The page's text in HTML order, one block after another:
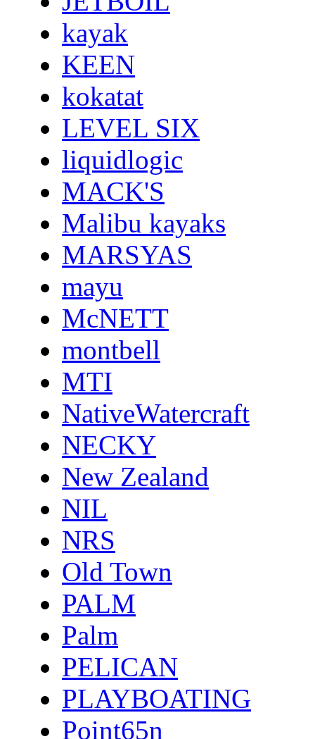
kayak
KEEN
kokatat
LEVEL SIX
liquidlogic
MACK'S
Malibu kayaks
MARSYAS
mayu
McNETT
montbell
MTI
NativeWatercraft
NECKY
New Zealand
NIL
NRS
Old Town
PALM
Palm
PELICAN
PLAYBOATING
Point65n